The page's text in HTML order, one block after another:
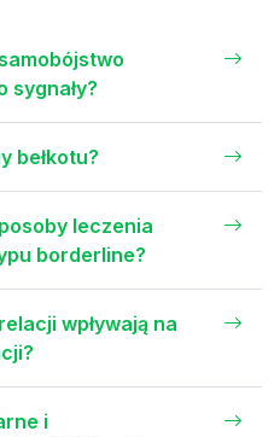
sygnały?
bełkotu?
leczenia
borderline?
wpływają na
i